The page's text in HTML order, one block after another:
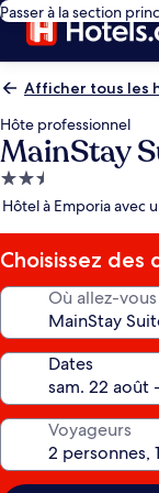
Passer à la section
Afficher tous les
Hôte professionnel
MainStay
Hébergement
2.5 étoiles
Hôtel à Emporia avec
Choisissez des
Où allez-
Dates
Voyageurs